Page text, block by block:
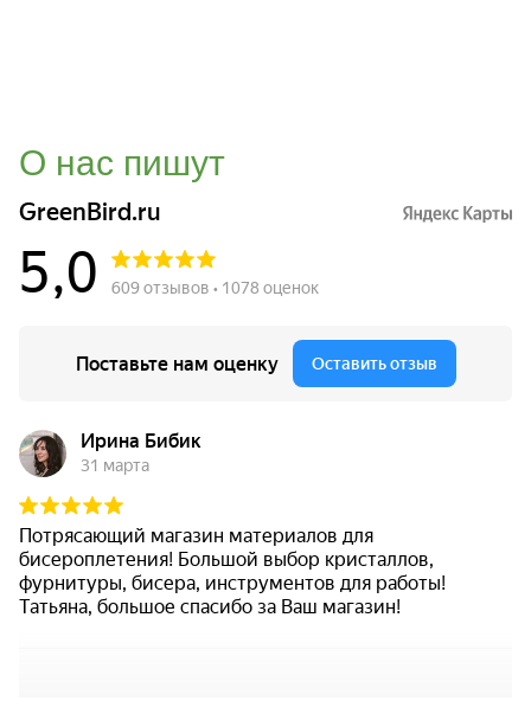
О нас пишут